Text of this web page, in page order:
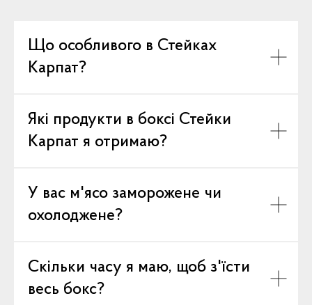
Що особливого в Стейках
Карпат?
Які продукти в боксі Стейки
Карпат я отримаю?
У вас м'ясо заморожене чи
охолоджене?
Скільки часу я маю, щоб з'їсти
весь бокс?